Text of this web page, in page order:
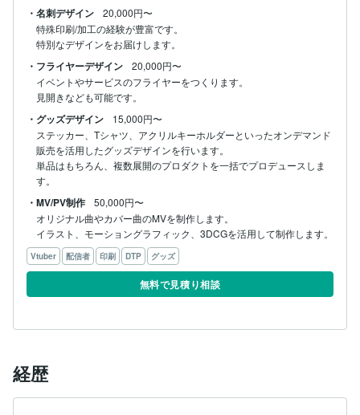
・名刺デザイン
20,000円〜
特殊印刷/加工の経験が豊富です。
特別なデザインをお届けします。
・フライヤーデザイン
20,000円〜
イベントやサービスのフライヤーをつくります。
見開きなども可能です。
・グッズデザイン
15,000円〜
ステッカー、Tシャツ、アクリルキーホルダーといったオンデマンド
販売を活用したグッズデザインを行います。
単品はもちろん、複数展開のプロダクトを一括でプロデュースしま
す。
・MV/PV制作
50,000円〜
オリジナル曲やカバー曲のMVを制作します。
イラスト、モーショングラフィック、3DCGを活用して制作します。
Vtuber 配信者 印刷 DTP グッズ
無料で見積り相談
経歴